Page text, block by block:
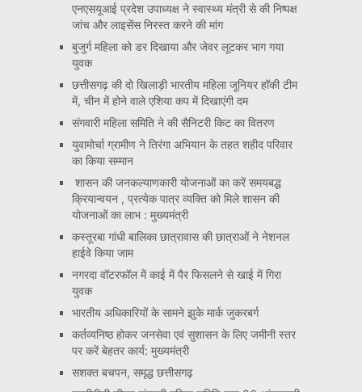
एनएसयूआई प्रदेश उपाध्यक्ष ने स्वास्थ्य मंत्री से की निष्पक्ष
जांच और लाइसेंस निरस्त करने की मांग
बुजुर्ग महिला को डर दिखाया और जेवर लूटकर भाग गया
युवक
छत्तीसगढ़ की दो खिलाड़ी भारतीय महिला जूनियर हॉकी टीम
में, चीन में होने वाले एशिया कप में दिखाएंगी दम
संगवारी महिला समिति ने की सैनिटरी किट का वितरण
युवामोर्चा ग्रामीण ने तिरंगा अभियान के तहत शहीद परिवार
का किया सम्मान
शासन की जनकल्याणकारी योजनाओं का करें समयबद्ध
क्रियान्वयन , प्रत्येक पात्र व्यक्ति को मिले शासन की
योजनाओं का लाभ : मुख्यमंत्री
कस्तूरबा गांधी बालिका छात्रावास की छात्राओं ने नेशनल
हाईवे किया जाम
नगरदा वॉटरफॉल में काई में पैर फिसलने से खाई में गिरा
युवक
भारतीय अधिकारियों के सामने झुके मार्क जुकरबर्ग
कर्तव्यनिष्ठ होकर जनसेवा एवं सुशासन के लिए जमीनी स्तर
पर करें बेहतर कार्य: मुख्यमंत्री
सशक्त बचपन, समृद्ध छत्तीसगढ़